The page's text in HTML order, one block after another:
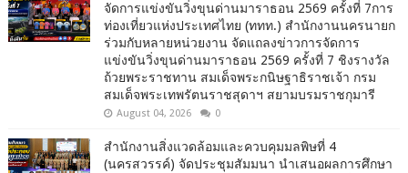
จัดการแข่งขันวิ่งขุนด่านมาราธอน 2569 ครั้งที่ 7การ
ท่องเที่ยวแห่งประเทศไทย (ททท.) สำนักงานนครนายก
ร่วมกับหลายหน่วยงาน จัดแถลงข่าวการจัดการ
แข่งขันวิ่งขุนด่านมาราธอน 2569 ครั้งที่ 7 ชิงรางวัล
ถ้วยพระราชทาน สมเด็จพระกนิษฐาธิราชเจ้า กรม
สมเด็จพระเทพรัตนราชสุดาฯ สยามบรมราชกุมารี
August 04, 2026 0
สำนักงานสิ่งแวดล้อมและควบคุมมลพิษที่ 4
(นครสวรรค์) จัดประชุมสัมมนา นำเสนอผลการศึกษา